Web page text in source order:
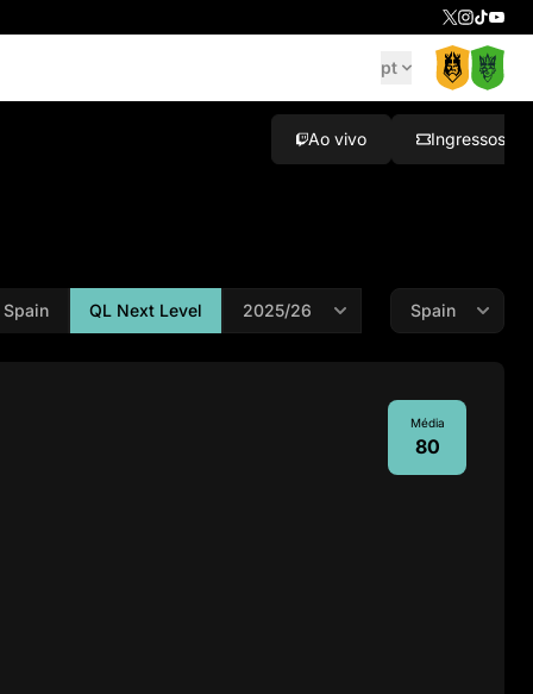
pt
Ao vivo Ingressos
Spain QL Next Level
Média
80